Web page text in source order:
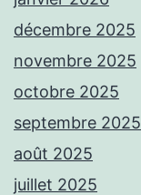
décembre 2025
novembre 2025
octobre 2025
septembre 2025
août 2025
juillet 2025